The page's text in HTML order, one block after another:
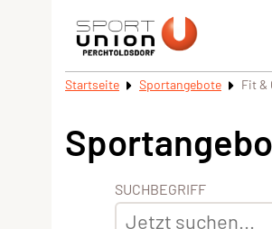
Startseite Sportangebote Fit &
SUCHBEGRIFF